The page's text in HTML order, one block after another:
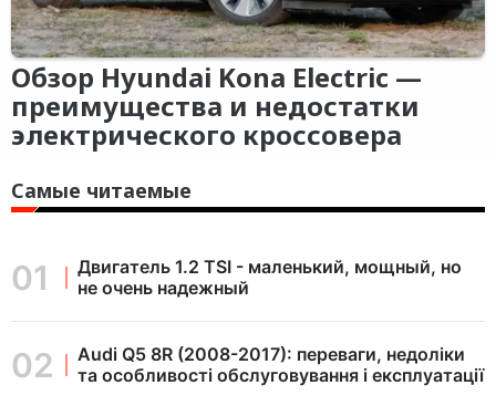
Обзор Hyundai Kona Electric —
преимущества и недостатки
электрического кроссовера
Самые читаемые
Двигатель 1.2 TSI - маленький, мощный, но
не очень надежный
Audi Q5 8R (2008-2017): переваги, недоліки
та особливості обслуговування і експлуатації